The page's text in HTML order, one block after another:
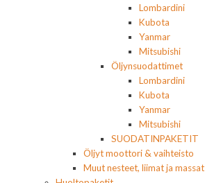
Lombardini
Kubota
Yanmar
Mitsubishi
Öljynsuodattimet
Lombardini
Kubota
Yanmar
Mitsubishi
SUODATINPAKETIT
Öljyt moottori & vaihteisto
Muut nesteet, liimat ja massat